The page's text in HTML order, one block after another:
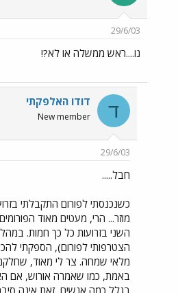
29/6/03
נו....ראש ממשלה או לא?!
ד דודו האלפקתי
New member
29/6/03
חבל.....
כשנכנסתי לפורום התקבלתי
מוזר... הרי, מעטים מאוד
השני בזרועות כל כך חמות.
הצטרפותי לפורום), הספקתי
מלאי שמחה. צר לי מאוד,
באמת, כמו שאמרה אורוש, אם
בגלל כמה אנשים, זאת אינה